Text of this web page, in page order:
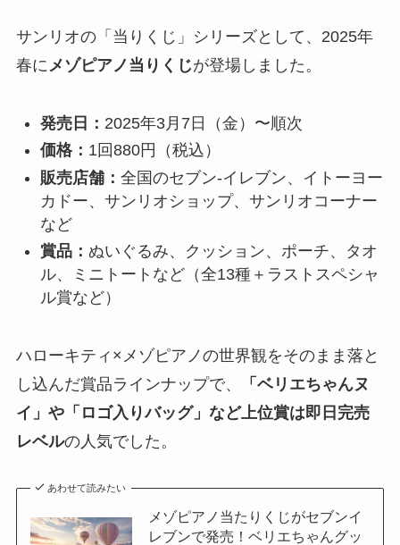
サンリオの「当りくじ」シリーズとして、2025年
春に メゾピアノ当りくじが登場しました。
発売日： 2025年3月7日（金）〜順次
価格： 1回880円（税込）
販売店舗： 全国のセブン‐イレブン、イトーヨー
カドー、サンリオショップ、サンリオコーナー
など
賞品： ぬいぐるみ、クッション、ポーチ、タオ
ル、ミニトートなど（全13種＋ラストスペシャ
ル賞など）
ハローキティ×メゾピアノの世界観をそのまま落と
し込んだ賞品ラインナップで、
「ベリエちゃんヌ
イ」や「ロゴ入りバッグ」など上位賞は即日完売
レベルの人気でした。
あわせて読みたい
メゾピアノ当たりくじがセブンイ
レブンで発売！ベリエちゃんグッ